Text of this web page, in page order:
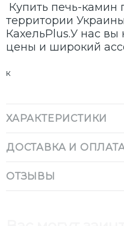
Купить печь-камин
территории
КахельPlus.У нас
цены и широкий
к
ХАРАКТЕРИСТИКИ
ДОСТАВКА И
ОТЗЫВЫ